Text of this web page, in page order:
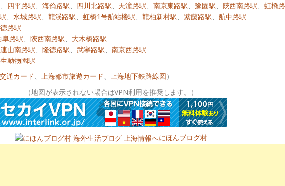
四平路駅 海倫路駅 四川北路駅 天潼路駅 南京東路駅 豫園駅 陝西南路駅
虹橋路
水城路駅 龍渓路駅 虹橋1号航站楼駅 龍柏新村駅 紫藤路駅
航中路駅
路駅
阜路駅 陝西南路駅
大木橋路駅
山南路駅 隆徳路駅 武寧路駅
南京西路駅
動物園駅
通カード 上海都市旅遊カード 上海地下鉄路線図）
（地図が表示されない場合はVPN利用を推奨します。）
にほんブログ村